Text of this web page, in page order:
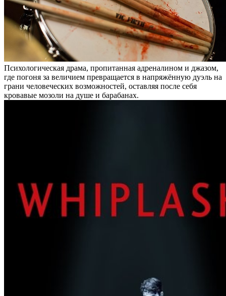
Психологическая драма, пропитанная адреналином и джазом,
где погоня за величием превращается в напряжённую дуэль на
грани человеческих возможностей, оставляя после себя
кровавые мозоли на душе и барабанах.